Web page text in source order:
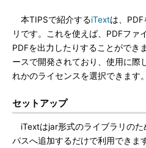
本TIPSで紹介するiTextは、
リです。これを使えば、PDFファ
PDFを出力したりすることができ
ースで開発されており、使用に際
れかのライセンスを選択できます。
セットアップ
iTextはjar形式のライブラリのた
パスへ追加するだけで利用できま